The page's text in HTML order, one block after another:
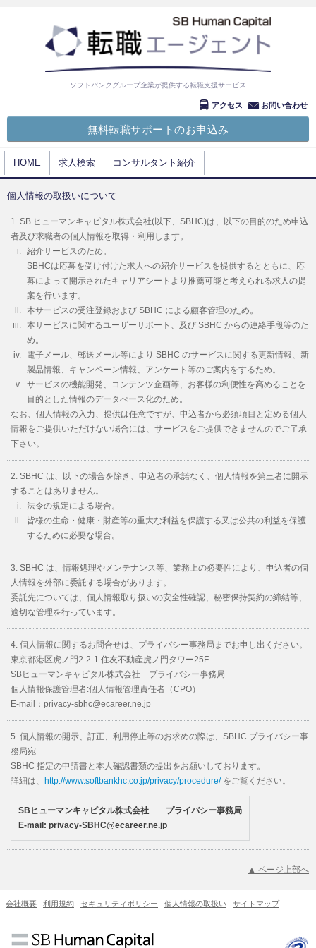
ソフトバンクグループ企業が提供する転職支援サービス
アクセス お問い合わせ
無料転職サポートのお申込み
HOME 求人検索 コンサルタント紹介
個人情報の取扱いについて
SB ヒューマンキャピタル株式会社(以下、SBHC)は、以下の目的のため申込
者及び求職者の個人情報を取得・利用します。
紹介サービスのため。
SBHCは応募を受け付けた求人への紹介サービスを提供するとともに、応
募によって開示されたキャリアシートより推薦可能と考えられる求人の提
案を行います。
本サービスの受注登録および SBHC による顧客管理のため。
本サービスに関するユーザーサポート、及び SBHC からの連絡手段等のた
め。
電子メール、郵送メール等により SBHC のサービスに関する更新情報、新
製品情報、キャンペーン情報、アンケート等のご案内をするため。
サービスの機能開発、コンテンツ企画等、お客様の利便性を高めることを
目的とした情報のデータべース化のため。
なお、個人情報の入力、提供は任意ですが、申込者から必須項目と定める個人
情報をご提供いただけない場合には、サービスをご提供できませんのでご了承
下さい。
SBHC は、以下の場合を除き、申込者の承諾なく、個人情報を第三者に開示
することはありません。
法令の規定による場合。
皆様の生命・健康・財産等の重大な利益を保護する又は公共の利益を保護
するために必要な場合。
SBHC は、情報処理やメンテナンス等、業務上の必要性により、申込者の個
人情報を外部に委託する場合があります。
委託先については、個人情報取り扱いの安全性確認、秘密保持契約の締結等、
適切な管理を行っています。
個人情報に関するお問合せは、プライバシー事務局までお申し出ください。
東京都港区虎ノ門2-2-1 住友不動産虎ノ門タワー25F
SBヒューマンキャピタル株式会社 プライバシー事務局
個人情報保護管理者:個人情報管理責任者（CPO）
E-mail：privacy-sbhc@ecareer.ne.jp
個人情報の開示、訂正、利用停止等のお求めの際は、SBHC プライバシー事
務局宛
SBHC 指定の申請書と本人確認書類の提出をお願いしております。
詳細は、
http://www.softbankhc.co.jp/privacy/procedure/をご覧ください。
SBヒューマンキャピタル株式会社 プライバシー事務局
E-mail: privacy-SBHC@ecareer.ne.jp
▲ ページ上部へ
会社概要 利用規約 セキュリティポリシー 個人情報の取扱い サイトマップ